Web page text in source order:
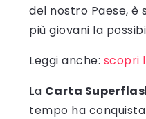
del nostro Paese,
più giovani la
Leggi anche: scopri
La Carta
tempo ha